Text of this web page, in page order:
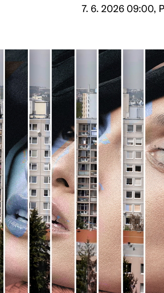
7. 6. 2026 09:00,